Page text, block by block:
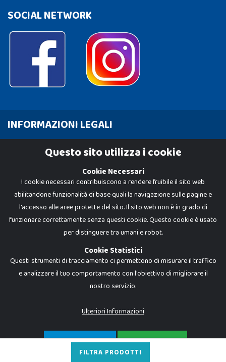
FILTRA PRODOTTI
SOCIAL NETWORK
INFORMAZIONI LEGALI
Cookie Policy
Dadi e Mattoncini è un brand di Giocabene Srl. Ogni riproduzione o utilizzo non
I prezzi e le promozioni pubblicate potrebbero differire da quanto esposto in
P.IVA 02608090425 - REA AN201199 - C.S. 10.000 i.v.
Questo sito utilizza i cookie
Cookie Necessari
I cookie necessari contribuiscono a rendere fruibile il sito web
abilitandone funzionalità di base quali la navigazione sulle pagine e
l'accesso alle aree protette del sito. Il sito web non è in grado di
funzionare correttamente senza questi cookie. Questo cookie è usato
per distinguere tra umani e robot.
Cookie Statistici
Questi strumenti di tracciamento ci permettono di misurare il traffico
e analizzare il tuo comportamento con l'obiettivo di migliorare il
nostro servizio.
Ulteriori Informazioni
SOLO NECESSARI ACCETTA TUTTO